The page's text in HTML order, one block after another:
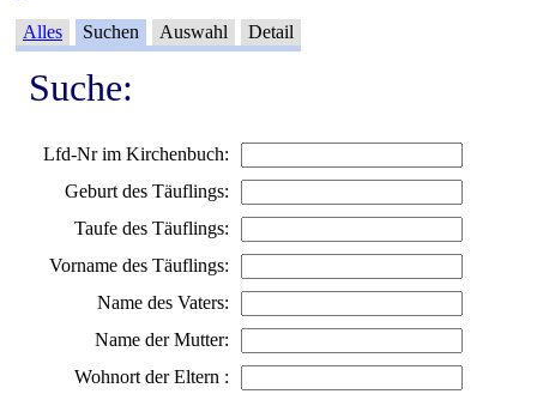
Alles Suchen Auswahl Detail
Suche:
Lfd-Nr im Kirchenbuch:
Geburt des Täuflings:
Taufe des Täuflings:
Vorname des Täuflings:
Name des Vaters:
Name der Mutter:
Wohnort der Eltern :